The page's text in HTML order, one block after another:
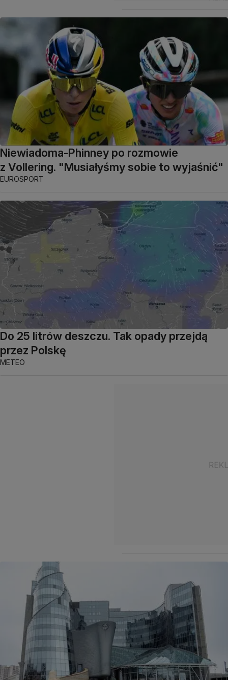
Niewiadoma-Phinney po rozmowie
z Vollering. "Musiałyśmy sobie to wyjaśnić"
EUROSPORT
Do 25 litrów deszczu. Tak opady przejdą
przez Polskę
METEO